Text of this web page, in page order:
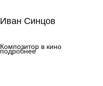
подробнее
Иван Синцов
Композитор в кино